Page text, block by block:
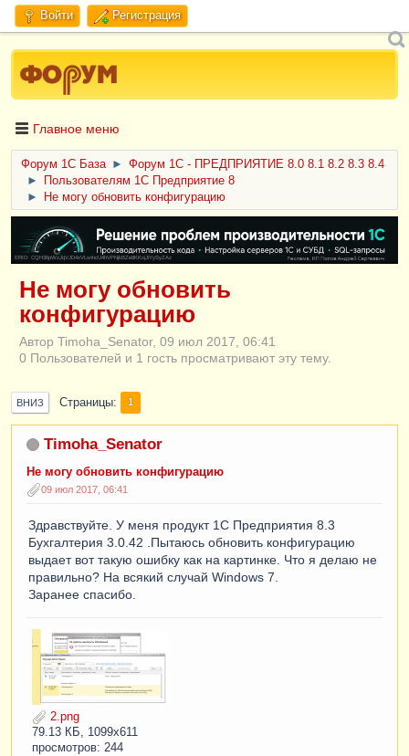
Войти Регистрация
Главное меню
Форум 1C База ►
Форум 1С - ПРЕДПРИЯТИЕ 8.0 8.1 8.2 8.3 8.4
►
Пользователям 1С Предприятие 8
►
Не могу обновить конфигурацию
ERID: CQH36pWzJqVJD4xVLsnhcU4hVPNjkBZe8KKxjJiYySyZAz
Не могу обновить
конфигурацию
Автор Timoha_Senator, 09 июл 2017, 06:41
0 Пользователей и 1 гость просматривают эту тему.
ВНИЗ Страницы 1
Timoha_Senator
Не могу обновить конфигурацию
09 июл 2017, 06:41
Здравствуйте. У меня продукт 1С Предприятия 8.3
Бухгалтерия 3.0.42 .Пытаюсь обновить конфигурацию
выдает вот такую ошибку как на картинке. Что я делаю не
правильно? На всякий случай Windows 7.
Заранее спасибо.
2.png
79.13 КБ, 1099x611
просмотров: 244